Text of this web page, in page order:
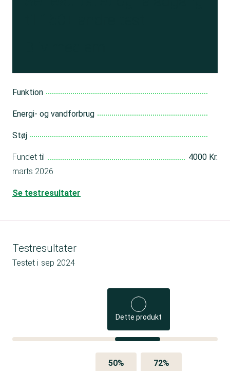
Funktion
Energi- og vandforbrug
Støj
Fundet til
4000 Kr.
marts 2026
Se testresultater
Testresultater
Testet i sep 2024
Dette produkt
50% 72%